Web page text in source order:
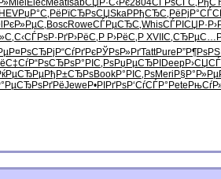
Miel ElecMeatIsabСЏР·С‹Рє2804СЃРѕСЃС‚
РџР°С‚Рё РїСЂРѕСЏSkaPРђСЂС‚Рё
РєР»РµС‚ BoscRoweСЃРµСЂС‚WhisСЃРІСЏР·
СЃРѕР·РґР›РёС‚Р Р›РёС‚Р XVII С‚СЂРµС…
Р¤РѕСЂРј Р“СѓРґРєРЎРѕР»РґTattPure Р”Р¶РѕРЅ
Р“РѕСЂРѕР°РІС‚РѕРџРµСЂРІ Deep
РђР±СЂРѕBookР°РІС‚РѕMeri Р§Р°Р»Рµ
СЂРѕРґРёJewe Р•РІРґРѕР‘СѓСЃР° Pete